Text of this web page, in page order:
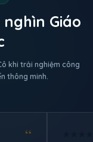
Giáo
khi trải nghiệm công
thông minh.
★★